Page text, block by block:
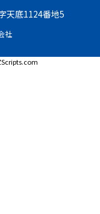
天底1124番地5
社